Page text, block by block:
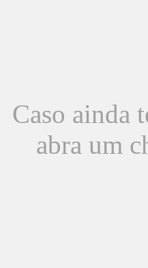
Caso ainda
abra um